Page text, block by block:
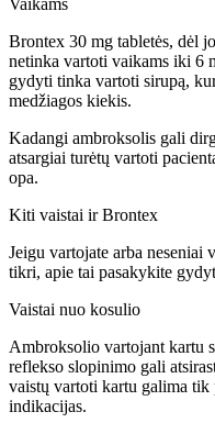
Vaikams
Brontex 30 mg tabletės, dėl
netinka vartoti vaikams iki 6
gydyti tinka vartoti sirupą,
medžiagos kiekis.
Kadangi ambroksolis gali
atsargiai turėtų vartoti
opa.
Kiti vaistai ir Brontex
Jeigu vartojate arba neseniai
tikri, apie tai pasakykite
Vaistai nuo kosulio
Ambroksolio vartojant kartu
reflekso slopinimo gali
vaistų vartoti kartu galima tik
indikacijas.